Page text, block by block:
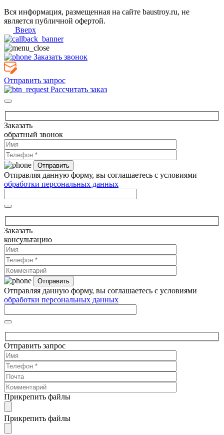
Вся информация, размещенная на сайте baustroy.ru, не
является публичной офертой.
Вверх
Заказать звонок
Отправить запрос
Рассчитать заказ
Заказать
обратный звонок
Отправляя данную форму, вы соглашаетесь с условиями
обработки персональных данных
Заказать
консультацию
Отправляя данную форму, вы соглашаетесь с условиями
обработки персональных данных
Отправить запрос
Прикрепить файлы
Прикрепить файлы